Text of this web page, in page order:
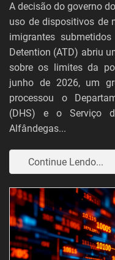
A decisão do governo
uso de dispositivos de
imigrantes
Detention (ATD) abriu
sobre os limites da
junho de 2026, um
processou o
(DHS) e o Serviço
Alfândegas...
Continue Lendo...